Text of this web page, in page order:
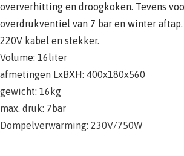
oververhitting en droogkoken. Tevens
overdrukventiel van 7 bar en winter
220V kabel en stekker.
Volume: 16liter
afmetingen LxBXH: 400x180x560
gewicht: 16kg
max. druk: 7bar
Dompelverwarming: 230V/750W